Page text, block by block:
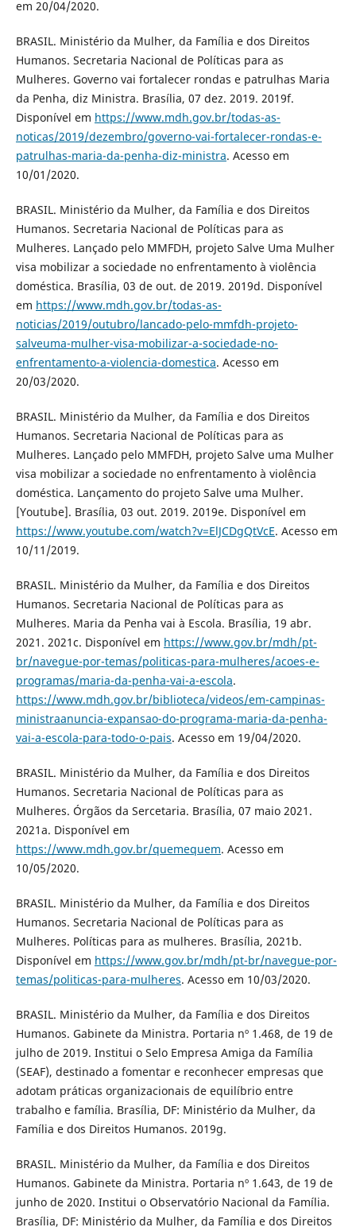
em 20/04/2020.
BRASIL. Ministério da Mulher, da Família e dos Direitos
Humanos. Secretaria Nacional de Políticas para as
Mulheres. Governo vai fortalecer rondas e patrulhas Maria
da Penha, diz Ministra. Brasília, 07 dez. 2019. 2019f.
Disponível em https://www.mdh.gov.br/todas-as-
noticas/2019/dezembro/governo-vai-fortalecer-rondas-e-
patrulhas-maria-da-penha-diz-ministra. Acesso em
10/01/2020.
BRASIL. Ministério da Mulher, da Família e dos Direitos
Humanos. Secretaria Nacional de Políticas para as
Mulheres. Lançado pelo MMFDH, projeto Salve Uma Mulher
visa mobilizar a sociedade no enfrentamento à violência
doméstica. Brasília, 03 de out. de 2019. 2019d. Disponível
em https://www.mdh.gov.br/todas-as-
noticias/2019/outubro/lancado-pelo-mmfdh-projeto-
salveuma-mulher-visa-mobilizar-a-sociedade-no-
enfrentamento-a-violencia-domestica. Acesso em
20/03/2020.
BRASIL. Ministério da Mulher, da Família e dos Direitos
Humanos. Secretaria Nacional de Políticas para as
Mulheres. Lançado pelo MMFDH, projeto Salve uma Mulher
visa mobilizar a sociedade no enfrentamento à violência
doméstica. Lançamento do projeto Salve uma Mulher.
[Youtube]. Brasília, 03 out. 2019. 2019e. Disponível em
https://www.youtube.com/watch?v=ElJCDgQtVcE. Acesso em
10/11/2019.
BRASIL. Ministério da Mulher, da Família e dos Direitos
Humanos. Secretaria Nacional de Políticas para as
Mulheres. Maria da Penha vai à Escola. Brasília, 19 abr.
2021. 2021c. Disponível em https://www.gov.br/mdh/pt-
br/navegue-por-temas/politicas-para-mulheres/acoes-e-
programas/maria-da-penha-vai-a-escola.
https://www.mdh.gov.br/biblioteca/videos/em-campinas-
ministraanuncia-expansao-do-programa-maria-da-penha-
vai-a-escola-para-todo-o-pais. Acesso em 19/04/2020.
BRASIL. Ministério da Mulher, da Família e dos Direitos
Humanos. Secretaria Nacional de Políticas para as
Mulheres. Órgãos da Sercetaria. Brasília, 07 maio 2021.
2021a. Disponível em
https://www.mdh.gov.br/quemequem. Acesso em
10/05/2020.
BRASIL. Ministério da Mulher, da Família e dos Direitos
Humanos. Secretaria Nacional de Políticas para as
Mulheres. Políticas para as mulheres. Brasília, 2021b.
Disponível em https://www.gov.br/mdh/pt-br/navegue-por-
temas/politicas-para-mulheres. Acesso em 10/03/2020.
BRASIL. Ministério da Mulher, da Família e dos Direitos
Humanos. Gabinete da Ministra. Portaria nº 1.468, de 19 de
julho de 2019. Institui o Selo Empresa Amiga da Família
(SEAF), destinado a fomentar e reconhecer empresas que
adotam práticas organizacionais de equilíbrio entre
trabalho e família. Brasília, DF: Ministério da Mulher, da
Família e dos Direitos Humanos. 2019g.
BRASIL. Ministério da Mulher, da Família e dos Direitos
Humanos. Gabinete da Ministra. Portaria nº 1.643, de 19 de
junho de 2020. Institui o Observatório Nacional da Família.
Brasília, DF: Ministério da Mulher, da Família e dos Direitos